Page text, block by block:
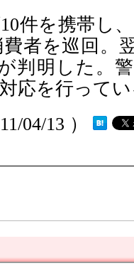
件を携帯し
者を巡回。
判明した。
応を行って
04/13 ）